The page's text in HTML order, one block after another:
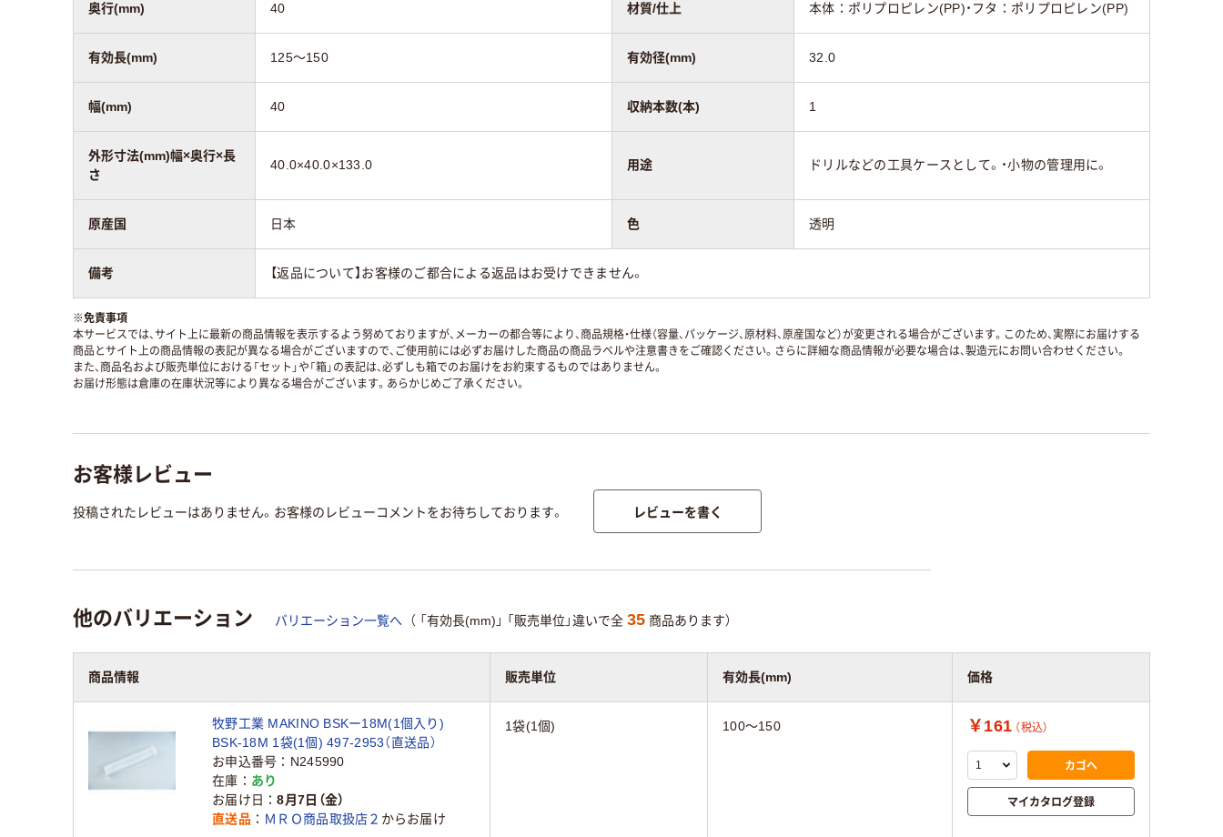
奥行(mm) 40 材質/仕上 本体：ポリプロピレン(PP)・フタ：ポリプロピレン(PP)
有効長(mm) 125～150 有効径(mm) 32.0
幅(mm) 40 収納本数(本) 1
外形寸法(mm)幅×奥行×長
さ
40.0×40.0×133.0 用途 ドリルなどの工具ケースとして。・小物の管理用に。
原産国 日本 色 透明
備考 【返品について】お客様のご都合による返品はお受けできません。
※免責事項
本サービスでは、サイト上に最新の商品情報を表示するよう努めておりますが、メーカーの都合等により、商品規格・仕様（容量、パッケージ、原材料、原産国など）が変更される場合がございます。このため、実際にお届けする
商品とサイト上の商品情報の表記が異なる場合がございますので、ご使用前には必ずお届けした商品の商品ラベルや注意書きをご確認ください。さらに詳細な商品情報が必要な場合は、製造元にお問い合わせください。
また、商品名および販売単位における「セット」や「箱」の表記は、必ずしも箱でのお届けをお約束するものではありません。
お届け形態は倉庫の在庫状況等により異なる場合がございます。あらかじめご了承ください。
お客様レビュー
投稿されたレビューはありません。お客様のレビューコメントをお待ちしております。 レビューを書く
他のバリエーション バリエーション一覧へ （ 「有効長(mm)」 「販売単位」違いで全 35 商品あります）
商品情報 販売単位 有効長(mm) 価格
牧野工業 MAKINO BSKー18M(1個入り)
BSK-18M 1袋(1個) 497-2953（直送品）
お申込番号
N245990
在庫
あり
お届け日
8月7日（金）
直送品
ＭＲＯ商品取扱店２ からお届け
1袋(1個) 100～150 ￥161 （税込）
カゴへ
マイカタログ登録